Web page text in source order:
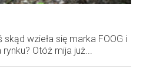
wzieła się marka FOOG i
rynku? Otóż mija już...